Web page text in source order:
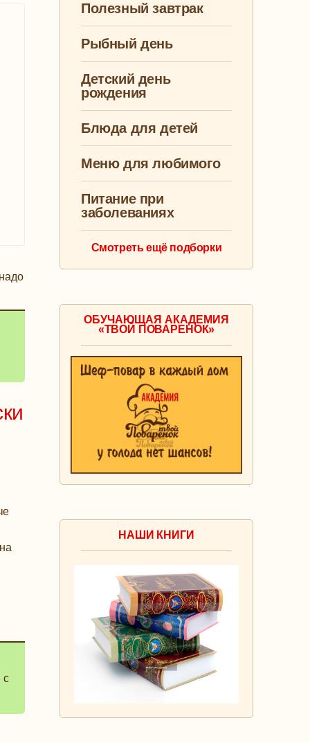
с
Полезный завтрак
Рыбный день
Детский день
рождения
Блюда для детей
Меню для любимого
Питание при
заболеваниях
Смотреть ещё подборки
ОБУЧАЮЩАЯ АКАДЕМИЯ
«ТВОЙ ПОВАРЕНОК»
НАШИ КНИГИ